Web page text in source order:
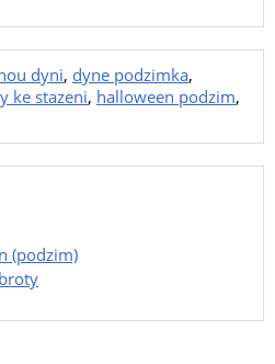
dyni, dyne podzimka,
ke stazeni, halloween podzim,
(podzim)